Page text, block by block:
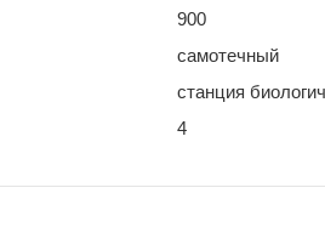
900
самотечный
станция
4